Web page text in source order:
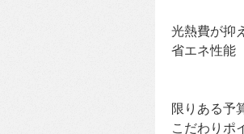
光熱費が抑
省エネ性能
限りある予
こだわりポ